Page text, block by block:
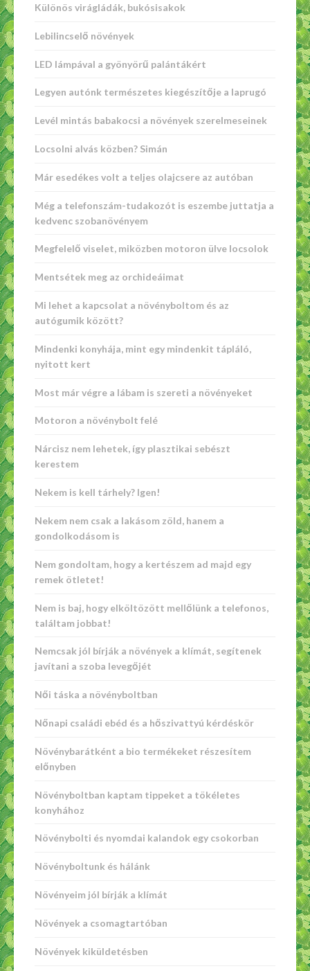
Különös virágládák, bukósisakok
Lebilincselő növények
LED lámpával a gyönyörű palántákért
Legyen autónk természetes kiegészítője a laprugó
Levél mintás babakocsi a növények szerelmeseinek
Locsolni alvás közben? Simán
Már esedékes volt a teljes olajcsere az autóban
Még a telefonszám-tudakozót is eszembe juttatja a
kedvenc szobanövényem
Megfelelő viselet, miközben motoron ülve locsolok
Mentsétek meg az orchideáimat
Mi lehet a kapcsolat a növényboltom és az
autógumik között?
Mindenki konyhája, mint egy mindenkit tápláló,
nyitott kert
Most már végre a lábam is szereti a növényeket
Motoron a növénybolt felé
Nárcisz nem lehetek, így plasztikai sebészt
kerestem
Nekem is kell tárhely? Igen!
Nekem nem csak a lakásom zöld, hanem a
gondolkodásom is
Nem gondoltam, hogy a kertészem ad majd egy
remek ötletet!
Nem is baj, hogy elköltözött mellőlünk a telefonos,
találtam jobbat!
Nemcsak jól bírják a növények a klímát, segítenek
javítani a szoba levegőjét
Női táska a növényboltban
Nőnapi családi ebéd és a hőszivattyú kérdéskör
Növénybarátként a bio termékeket részesítem
előnyben
Növényboltban kaptam tippeket a tökéletes
konyhához
Növénybolti és nyomdai kalandok egy csokorban
Növényboltunk és hálánk
Növényeim jól bírják a klímát
Növények a csomagtartóban
Növények kiküldetésben